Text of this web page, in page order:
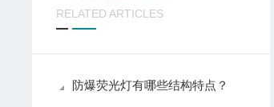
RELATED ARTICLES
防爆荧光灯有哪些结构特点？